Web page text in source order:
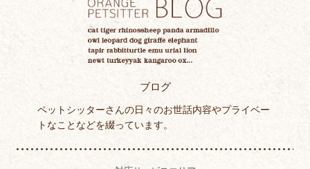
ブログ
ペットシッターさんの日々のお世話内容やプライベー
トなことなどを綴っています。